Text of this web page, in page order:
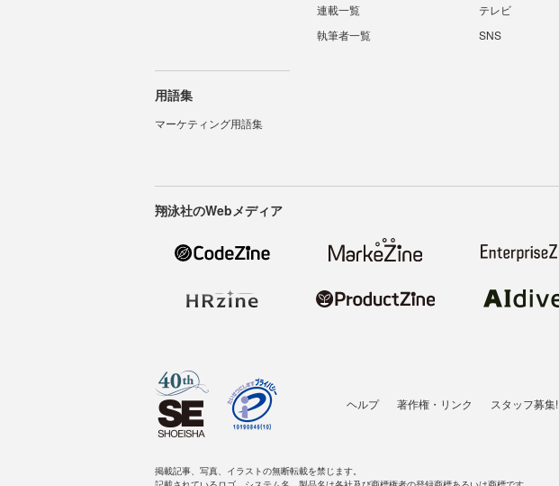
連載一覧
テレビ
執筆者一覧
SNS
用語集
マーケティング用語集
翔泳社のWebメディア
ヘルプ 著作権・リンク スタッフ募集!
掲載記事、写真、イラストの無断転載を禁じます。